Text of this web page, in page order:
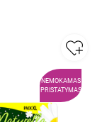
NEMOKAMAS
PRISTATYMAS